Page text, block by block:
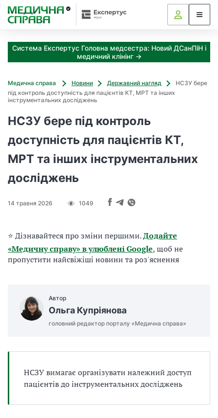
Система Експертус Головна медсестра: Новий ДСанПіН і
медичний клінінг →
Медична справа Новини Державний нагляд
НСЗУ бере
під контроль доступність для пацієнтів КТ, МРТ та інших
інструментальних досліджень
НСЗУ бере під контроль
доступність для пацієнтів КТ,
МРТ та інших інструментальних
досліджень
14 травня 2026 1049
⭐ Дізнавайтеся про зміни першими.Додайте
«Медичну справу» в улюблені Google, щоб не
пропустити найсвіжіші новини та роз'яснення
Автор
Ольга Купріянова
головний редактор порталу «Медична справа»
НСЗУ вимагає організувати належний доступ
пацієнтів до інструментальних досліджень
З
а
к
з
о
д
ж
н
т
и
б
а